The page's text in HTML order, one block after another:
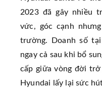
2023 đã gây nhiều
vức, góc cạnh
trường. Doanh số
ngay cả sau khi bổ
cấp giữa vòng đời
Hyundai lấy lại sức